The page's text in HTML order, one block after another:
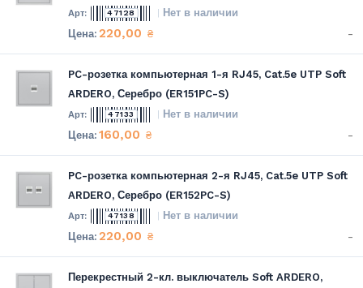
47128 Нет в наличии
220,00 ₴ -
PC-розетка компьютерная 1-я RJ45, Cat.5e UTP Soft
ARDERO, Серебро (ER151PC-S)
47133 Нет в наличии
160,00 ₴ -
PC-розетка компьютерная 2-я RJ45, Cat.5e UTP Soft
ARDERO, Серебро (ER152PC-S)
47138 Нет в наличии
220,00 ₴ -
Перекрестный 2-кл. выключатель Soft ARDERO,